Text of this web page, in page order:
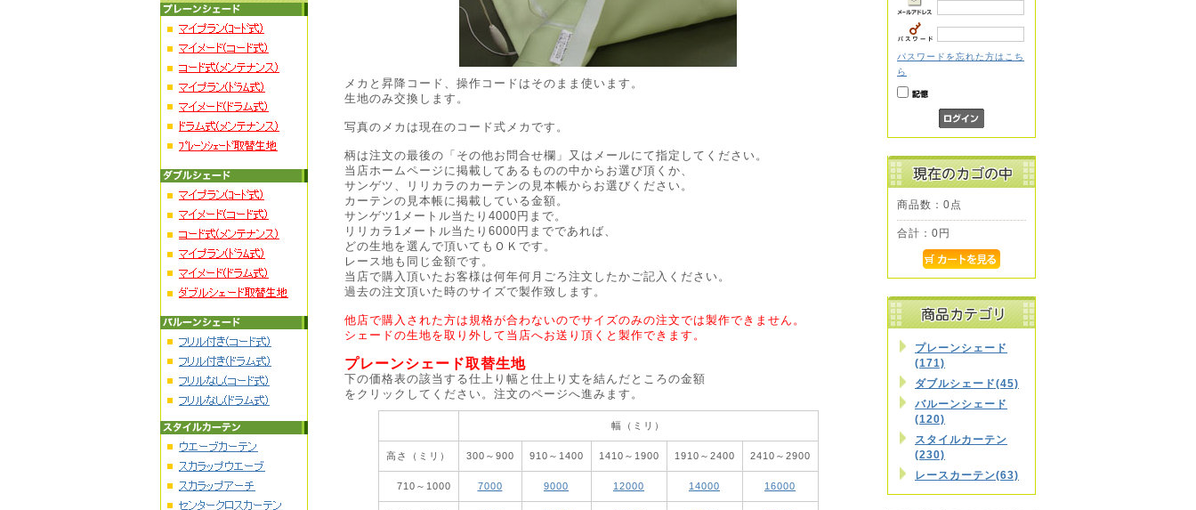
メカと昇降コード、操作コードはそのまま使います。
生地のみ交換します。
写真のメカは現在のコード式メカです。
柄は注文の最後の「その他お問合せ欄」又はメールにて指定してください。
当店ホームページに掲載してあるものの中からお選び頂くか、
サンゲツ、リリカラのカーテンの見本帳からお選びください。
カーテンの見本帳に掲載している金額。
サンゲツ1メートル当たり4000円まで。
リリカラ1メートル当たり6000円までであれば、
どの生地を選んで頂いてもＯＫです。
レース地も同じ金額です。
当店で購入頂いたお客様は何年何月ごろ注文したかご記入ください。
過去の注文頂いた時のサイズで製作致します。
他店で購入された方は規格が合わないのでサイズのみの注文では製作できません。
シェードの生地を取り外して当店へお送り頂くと製作できます。
プレーンシェード取替生地
下の価格表の該当する仕上り幅と仕上り丈を結んだところの金額
をクリックしてください。注文のページへ進みます。
幅（ミリ）
高さ（ミリ） 300～900 910～1400 1410～1900 1910～2400 2410～2900
710～1000 7000 9000 12000 14000 16000
パスワードを忘れた方はこち
ら
商品数：0点
合計： 0円
プレーンシェード
(171)
ダブルシェード(45)
バルーンシェード
(120)
スタイルカーテン
(230)
レースカーテン(63)